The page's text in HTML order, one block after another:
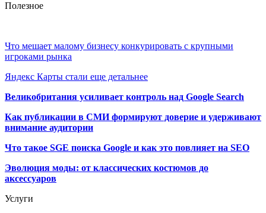
Полезное
Что мешает малому бизнесу конкурировать с крупными
игроками рынка
Яндекс Карты стали еще детальнее
Великобритания усиливает контроль над Google Search
Как публикации в СМИ формируют доверие и удерживают
внимание аудитории
Что такое SGE поиска Google и как это повлияет на SEO
Эволюция моды: от классических костюмов до
аксессуаров
Услуги